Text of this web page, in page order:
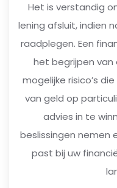
Het is verstandig
lening afsluit, indien
raadplegen. Een
het begrijpen van
mogelijke risico’s
van geld op
advies in te
beslissingen nemen
past bij uw